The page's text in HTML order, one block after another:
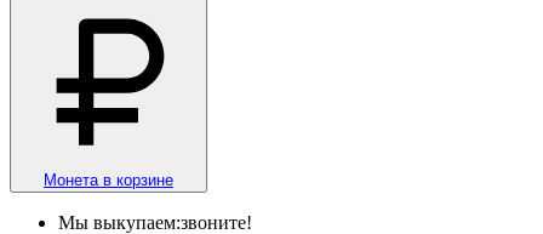
Монета в корзине
Мы выкупаем:звоните!